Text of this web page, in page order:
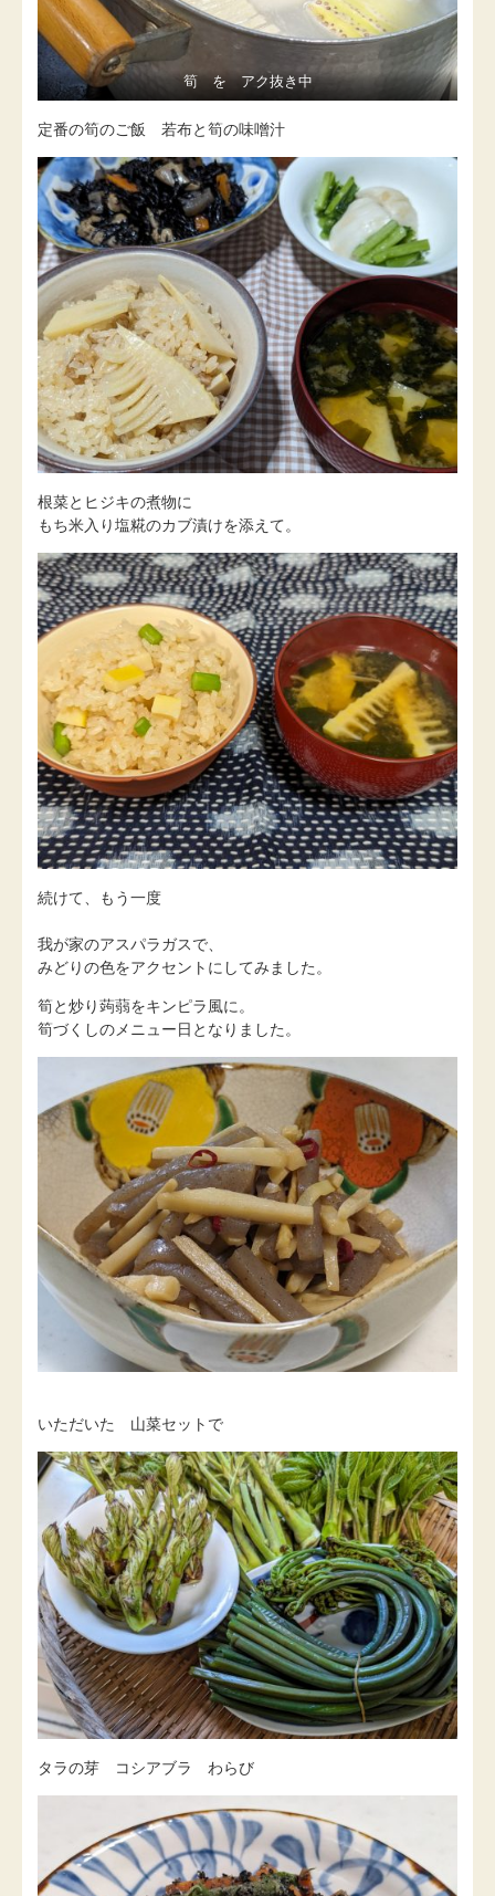
筍 を アク抜き中
定番の筍のご飯 若布と筍の味噌汁
根菜とヒジキの煮物に
もち米入り塩糀のカブ漬けを添えて。
続けて、もう一度
我が家のアスパラガスで、
みどりの色をアクセントにしてみました。
筍と炒り蒟蒻をキンピラ風に。
筍づくしのメニュー日となりました。
いただいた 山菜セットで
タラの芽 コシアブラ わらび